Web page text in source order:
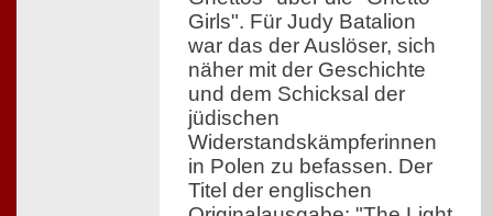
Girls". Für Judy Batalion
war das der Auslöser, sich
näher mit der Geschichte
und dem Schicksal der
jüdischen
Widerstandskämpferinnen
in Polen zu befassen. Der
Titel der englischen